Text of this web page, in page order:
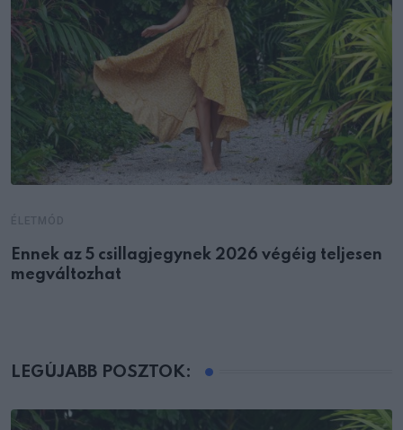
Ennek az 5 csillagjegynek 2026 végéig teljesen
megváltozhat
LEGÚJABB POSZTOK: